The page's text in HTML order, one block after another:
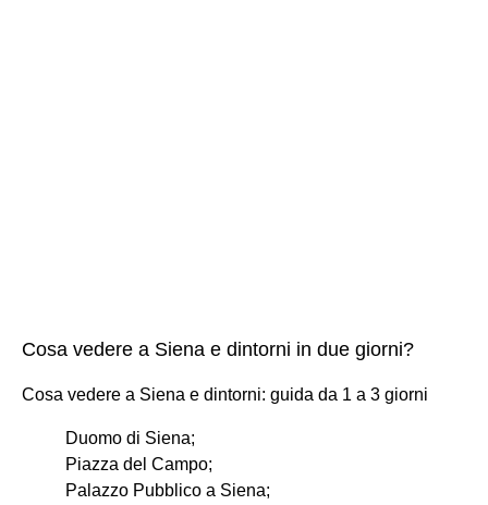
Cosa vedere a Siena e dintorni in due giorni?
Cosa vedere a Siena e dintorni: guida da 1 a 3 giorni
Duomo di Siena;
Piazza del Campo;
Palazzo Pubblico a Siena;